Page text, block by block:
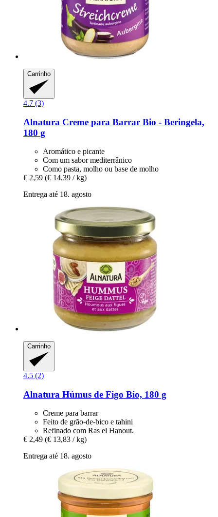
Carrinho
4.7 (3)
Alnatura Creme para Barrar Bio -​ Beringela,
180 g
Aromático e picante
Com um sabor mediterrânico
Como pasta, molho ou base de molho
€ 2,59 (€ 14,39 / kg)
Entrega até 18. agosto
Carrinho
4.5 (2)
Alnatura Húmus de Figo Bio, 180 g
Creme para barrar
Feito de grão-de-bico e tahini
Refinado com Ras el Hanout.
€ 2,49 (€ 13,83 / kg)
Entrega até 18. agosto